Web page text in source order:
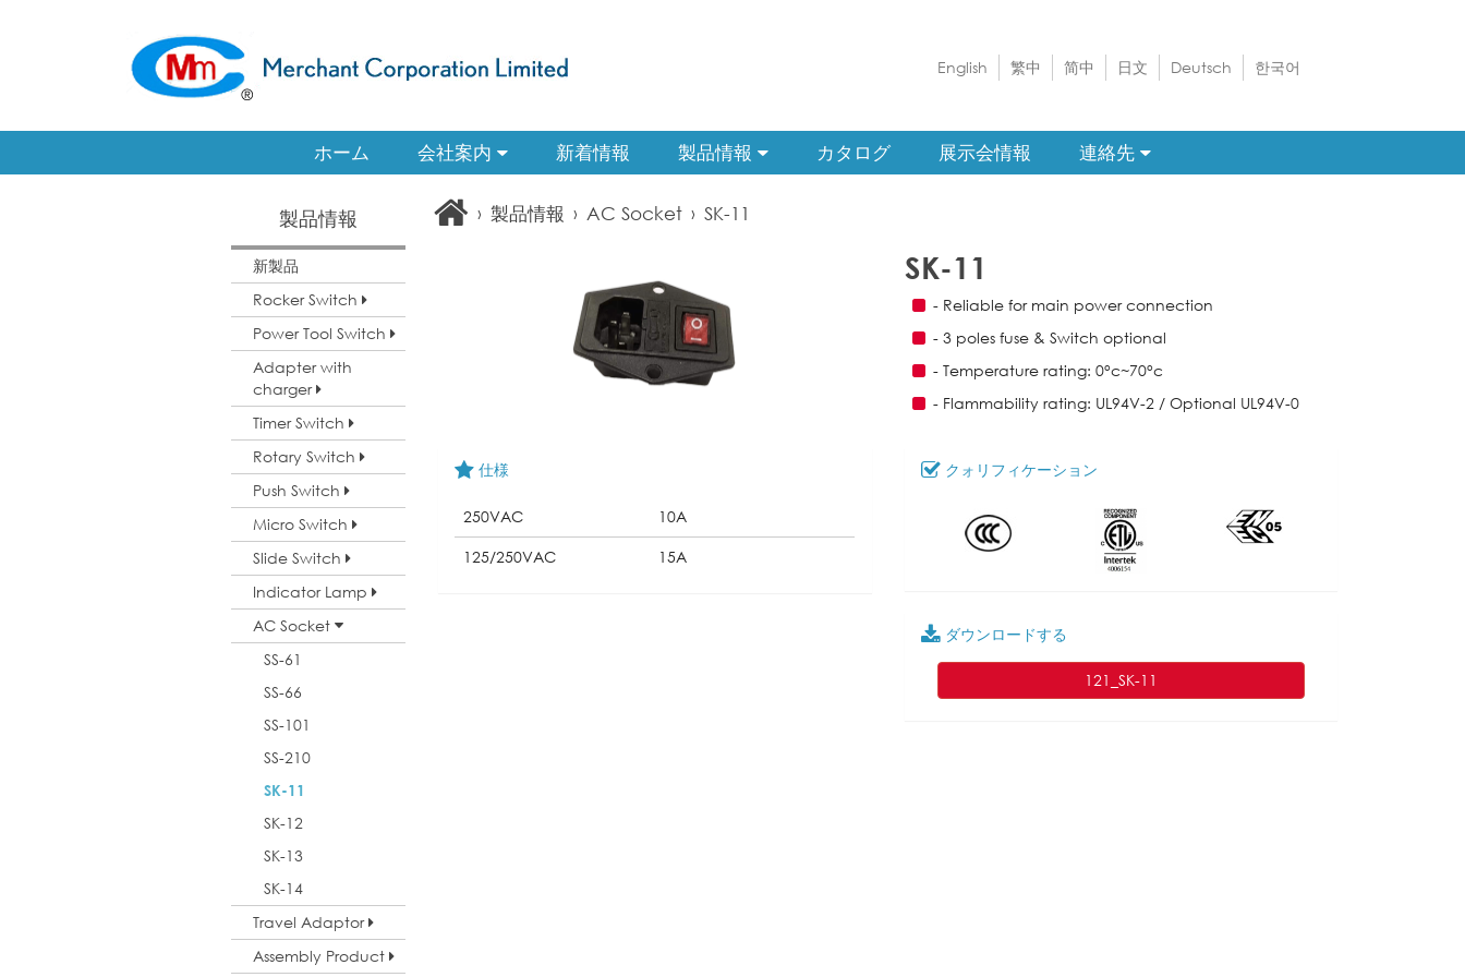
English 繁中 简中 日文 Deutsch 한국어
ホーム 会社案内 新着情報 製品情報 カタログ 展示会情報 連絡先
製品情報
新製品
Rocker Switch
Power Tool Switch
Adapter with
charger
Timer Switch
Rotary Switch
Push Switch
Micro Switch
Slide Switch
Indicator Lamp
AC Socket
SS-61
SS-66
SS-101
SS-210
SK-11
SK-12
SK-13
SK-14
Travel Adaptor
Assembly Product
› 製品情報 › AC Socket › SK-11
SK-11
- Reliable for main power connection
- 3 poles fuse & Switch optional
- Temperature rating: 0°c~70°c
- Flammability rating: UL94V-2 / Optional UL94V-0
仕様
250VAC
10A
125/250VAC
15A
クォリフィケーション
ダウンロードする
121_SK-11